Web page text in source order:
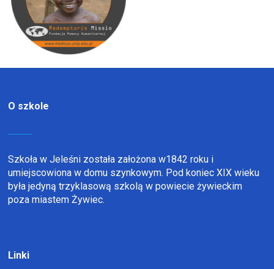
O szkole
Szkoła w Jeleśni została założona w1842 roku i
umiejscowiona w domu szynkowym. Pod koniec XIX wieku
była jedyną trzyklasową szkolą w powiecie żywieckim
poza miastem Żywiec.
Linki